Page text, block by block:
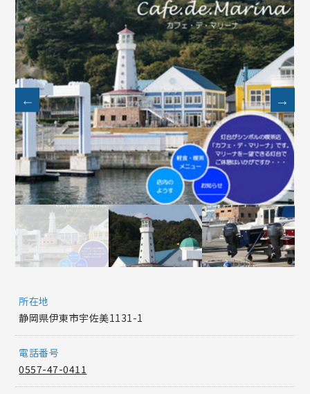
所在地
静岡県伊東市宇佐美1131-1
電話番号
0557-47-0411